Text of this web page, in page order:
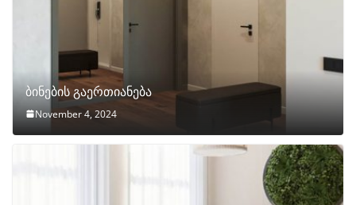
ბინების გაერთიანება
November 4, 2024